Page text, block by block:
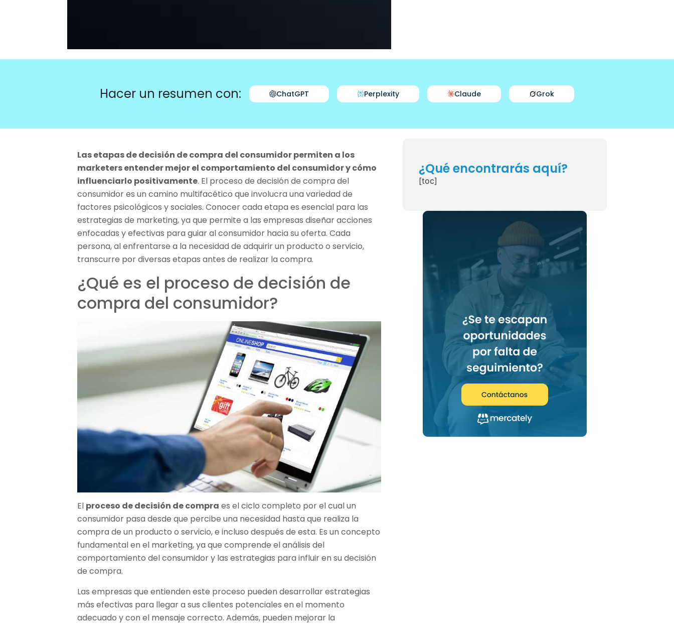
Hacer un resumen con: ChatGPT Perplexity Claude Grok
Las etapas de decisión de compra del consumidor permiten a los
marketers entender mejor el comportamiento del consumidor y cómo
influenciarlo positivamente. El proceso de decisión de compra del
consumidor es un camino multifacético que involucra una variedad de
factores psicológicos y sociales. Conocer cada etapa es esencial para las
estrategias de marketing, ya que permite a las empresas diseñar acciones
enfocadas y efectivas para guiar al consumidor hacia su oferta. Cada
persona, al enfrentarse a la necesidad de adquirir un producto o servicio,
transcurre por diversas etapas antes de realizar la compra.
¿Qué es el proceso de decisión de
compra del consumidor?
El proceso de decisión de compra es el ciclo completo por el cual un
consumidor pasa desde que percibe una necesidad hasta que realiza la
compra de un producto o servicio, e incluso después de esta. Es un concepto
fundamental en el marketing, ya que comprende el análisis del
comportamiento del consumidor y las estrategias para influir en su decisión
de compra.
Las empresas que entienden este proceso pueden desarrollar estrategias
más efectivas para llegar a sus clientes potenciales en el momento
adecuado y con el mensaje correcto. Además, pueden mejorar la
¿Qué encontrarás aquí?
[toc]